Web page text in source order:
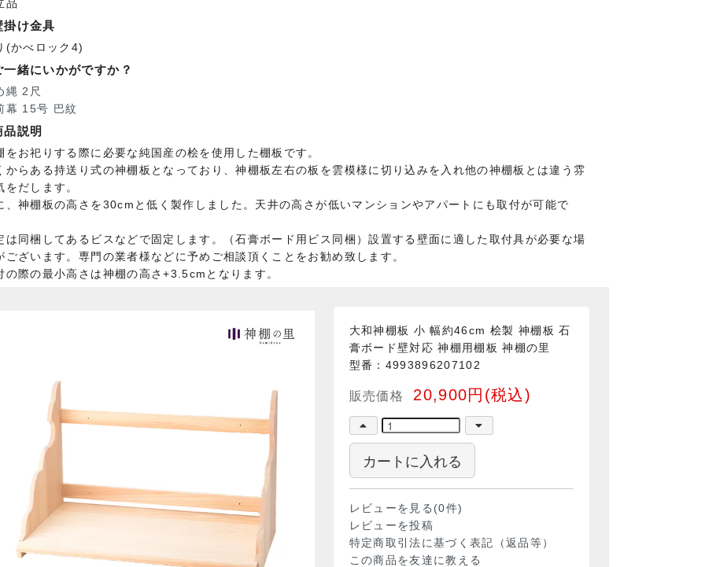
品
掛け金具
(かべロック4)
一緒にいかがですか？
縄 2尺
幕 15号 巴紋
品説明
をお祀りする際に必要な純国産の桧を使用した棚板です。
からある持送り式の神棚板となっており、神棚板左右の板を雲模様に切り込みを入れ他の神棚板とは違う雰
をだします。
、神棚板の高さを30cmと低く製作しました。天井の高さが低いマンションやアパートにも取付が可能で
は同梱してあるビスなどで固定します。（石膏ボード用ビス同梱）設置する壁面に適した取付具が必要な場
ございます。専門の業者様などに予めご相談頂くことをお勧め致します。
の際の最小高さは神棚の高さ+3.5cmとなります。
大和神棚板 小 幅約46cm 桧製 神棚板 石
膏ボード壁対応 神棚用棚板 神棚の里
型番：4993896207102
販売価格 20,900円(税込)
カートに入れる
レビューを見る(0件)
レビューを投稿
特定商取引法に基づく表記（返品等）
この商品を友達に教える